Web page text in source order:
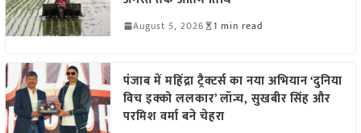
August 5, 2026 1 min read
पंजाब में महिंद्रा ट्रैक्टर्स का नया अभियान ‘दुनिया
विच इक्को ललकार’ लॉन्च, सुखबीर सिंह और
परमिश वर्मा बने चेहरा